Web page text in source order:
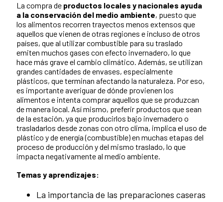
La compra de productos locales y nacionales ayuda
a la conservación del medio ambiente, puesto que
los alimentos recorren trayectos menos extensos que
aquellos que vienen de otras regiones e incluso de otros
países, que al utilizar combustible para su traslado
emiten muchos gases con efecto invernadero, lo que
hace más grave el cambio climático. Además, se utilizan
grandes cantidades de envases, especialmente
plásticos, que terminan afectando la naturaleza. Por eso,
es importante averiguar de dónde provienen los
alimentos e intenta comprar aquellos que se produzcan
de manera local. Así mismo, preferir productos que sean
de la estación, ya que producirlos bajo invernadero o
trasladarlos desde zonas con otro clima, implica el uso de
plástico y de energía (combustible) en muchas etapas del
proceso de producción y del mismo traslado, lo que
impacta negativamente al medio ambiente.
Temas y aprendizajes:
La importancia de las preparaciones caseras